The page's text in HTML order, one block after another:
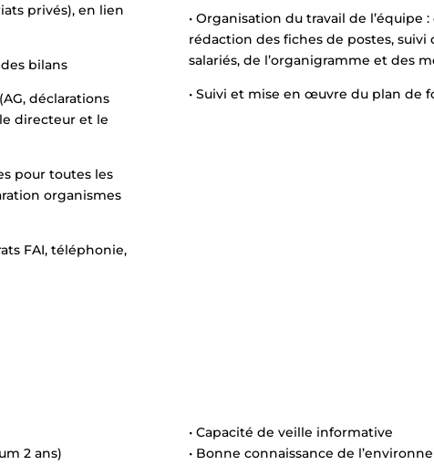
privés), en lien
bilans
déclarations
directeur et le
pour toutes les
organismes
FAI, téléphonie,
• Organisation du travail de l’équipe
rédaction des fiches de postes, suivi
salariés, de l’organigramme et des
• Suivi et mise en œuvre du plan de
2 ans)
• Capacité de veille informative
• Bonne connaissance de